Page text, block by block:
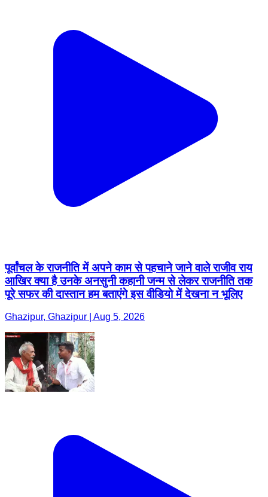
पूर्वांचल के राजनीति में अपने काम से पहचाने जाने वाले राजीव राय
आखिर क्या है उनके अनसुनी कहानी जन्म से लेकर राजनीति तक
पूरे सफर की दास्तान हम बताएंगे इस वीडियो में देखना न भूलिए
Ghazipur, Ghazipur | Aug 5, 2026